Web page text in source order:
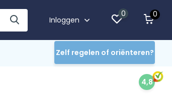
Inloggen
0 0
Zelf regelen of oriënteren?
4,8